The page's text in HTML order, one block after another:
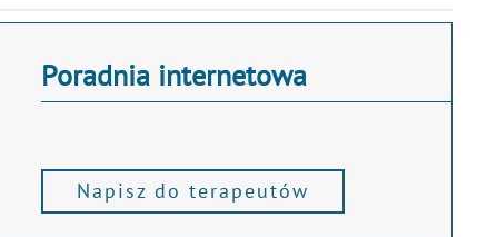
Poradnia internetowa
Napisz do terapeutów